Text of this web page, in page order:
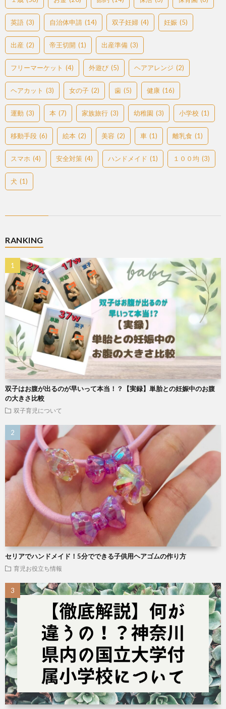
英語 (3) 自治体申請 (14) 双子妊婦 (4) 妊娠 (5)
出産 (2) 帝王切開 (1) 出産準備 (3)
フリーマーケット (4) 外遊び (5) ヘアアレンジ (2)
ヘアカット (3) 女の子 (2) 歯 (5) 健康 (16)
運動 (3) 本 (7) 家族旅行 (3) 幼稚園 (3) 小学校 (1)
移動手段 (6) 絵本 (2) 美容 (2) 車 (1) 離乳食 (1)
スマホ (4) 安全対策 (4) ハンドメイド (1) １００均 (3)
犬 (1)
RANKING
双子はお腹が出るのが早いって本当！？【実録】単胎との妊娠中のお腹
の大きさ比較
双子育児について
セリアでハンドメイド！5分でできる子供用ヘアゴムの作り方
育児お役立ち情報